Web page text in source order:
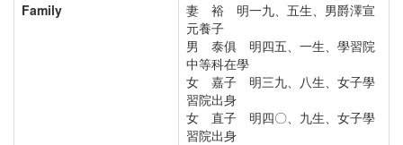
Family
妻 裕 明一九、五生、男爵澤宣
元養子
男 泰俱 明四五、一生、學習院
中等科在學
女 嘉子 明三九、八生、女子學
習院出身
女 直子 明四〇、九生、女子學
習院出身